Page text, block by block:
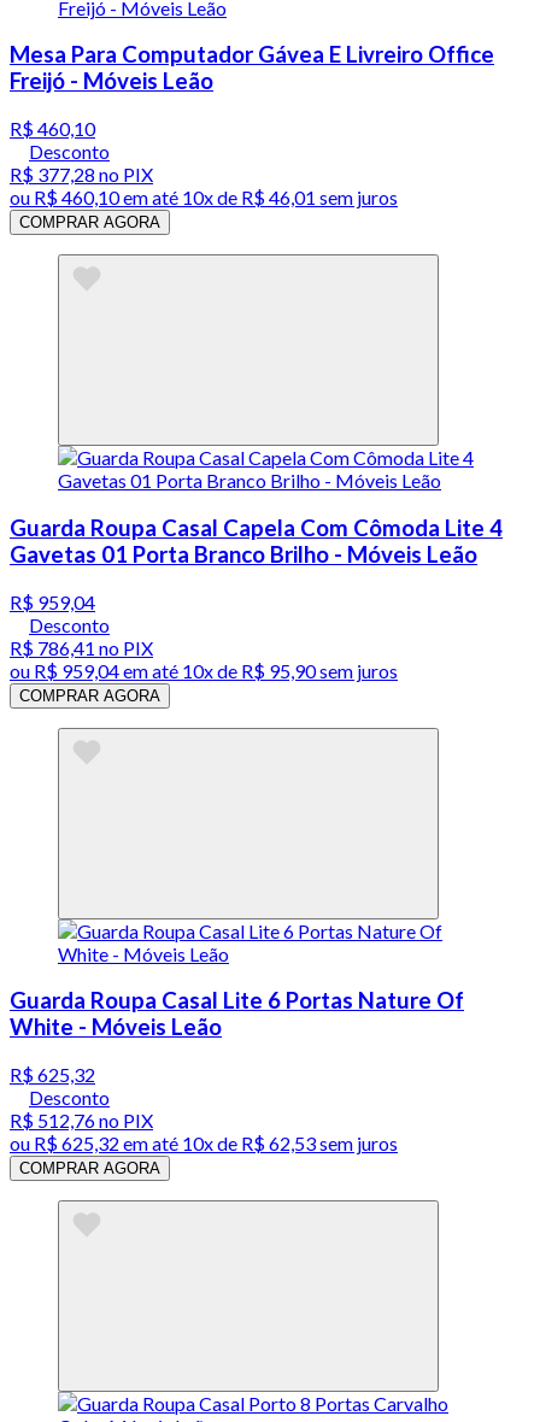
Mesa Para Computador Gávea E Livreiro Office
Freijó - Móveis Leão
R$ 460,10
Desconto
R$ 377,28 no PIX
ou R$ 460,10em até 10x de R$ 46,01 sem juros
COMPRAR AGORA
Guarda Roupa Casal Capela Com Cômoda Lite 4
Gavetas 01 Porta Branco Brilho - Móveis Leão
R$ 959,04
Desconto
R$ 786,41 no PIX
ou R$ 959,04em até 10x de R$ 95,90 sem juros
COMPRAR AGORA
Guarda Roupa Casal Lite 6 Portas Nature Of
White - Móveis Leão
R$ 625,32
Desconto
R$ 512,76no PIX
ou R$ 625,32 em até 10x de R$ 62,53 sem juros
COMPRAR AGORA